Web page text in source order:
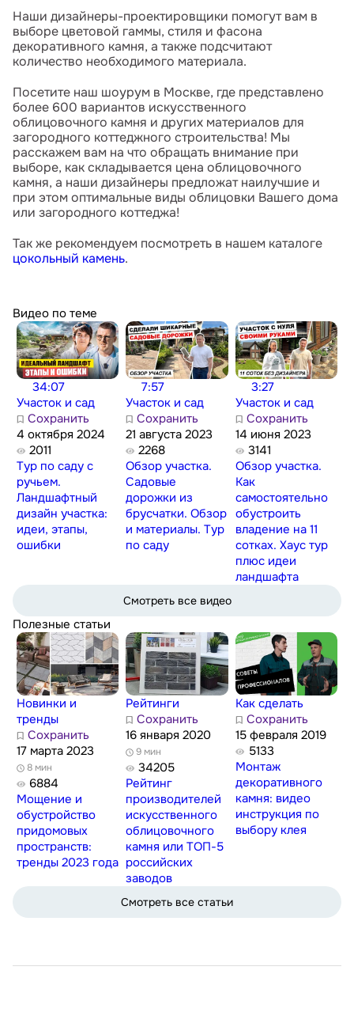
Наши дизайнеры-проектировщики помогут вам в
выборе цветовой гаммы, стиля и фасона
декоративного камня, а также подсчитают
количество необходимого материала.
Посетите наш шоурум в Москве, где представлено
более 600 вариантов искусственного
облицовочного камня и других материалов для
загородного коттеджного строительства! Мы
расскажем вам на что обращать внимание при
выборе, как складывается цена облицовочного
камня, а наши дизайнеры предложат наилучшие и
при этом оптимальные виды облицовки Вашего дома
или загородного коттеджа!
Так же рекомендуем посмотреть в нашем каталоге
цокольный камень.
Видео по теме
34:07
Участок и сад
Сохранить
4 октября 2024
2011
Тур по саду с
ручьем.
Ландшафтный
дизайн участка:
идеи, этапы,
ошибки
7:57
Участок и сад
Сохранить
21 августа 2023
2268
Обзор участка.
Садовые
дорожки из
брусчатки. Обзор
и материалы. Тур
по саду
3:27
Участок и сад
Сохранить
14 июня 2023
3141
Обзор участка.
Как
самостоятельно
обустроить
владение на 11
сотках. Хаус тур
плюс идеи
ландшафта
Смотреть все видео
Полезные статьи
Новинки и
тренды
Сохранить
17 марта 2023
8 мин
6884
Мощение и
обустройство
придомовых
пространств:
тренды 2023 года
Рейтинги
Сохранить
16 января 2020
9 мин
34205
Рейтинг
производителей
искусственного
облицовочного
камня или TOП-5
российских
заводов
Как сделать
Сохранить
15 февраля 2019
5133
Монтаж
декоративного
камня: видео
инструкция по
выбору клея
Смотреть все статьи